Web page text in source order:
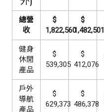
總營
收
$
1,822,560
$
1,482,501
健身
休閒
產品
$
539,305
$
412,076
戶外
導航
產品
$
629,373
$
486,378